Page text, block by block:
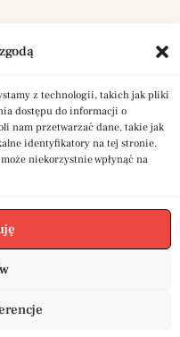
z technologii, takich jak pliki
dostępu do informacji o
nam przetwarzać dane, takie jak
identyfikatory na tej stronie.
niekorzystnie wpłynąć na
| Stworzone w